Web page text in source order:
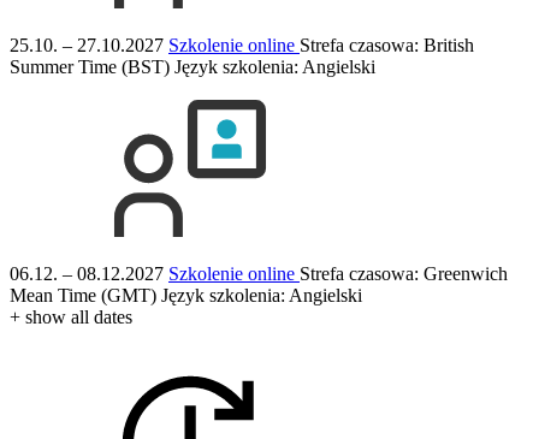
25.10. – 27.10.2027 Szkolenie online Strefa czasowa: British
Summer Time (BST) Język szkolenia: Angielski
06.12. – 08.12.2027 Szkolenie online Strefa czasowa: Greenwich
Mean Time (GMT) Język szkolenia: Angielski
+ show all dates